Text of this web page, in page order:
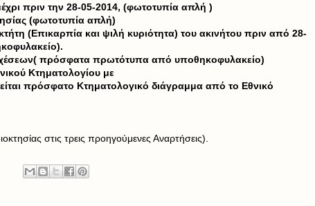
πριν την 28-05-2014, (φωτοτυπία απλή )
(φωτοτυπία απλή)
(Επικαρπία και ψιλή κυριότητα) του ακινήτου πριν από 28-
πρόσφατα πρωτότυπα από υποθηκοφυλακείο)
Κτηματολογίου με
πρόσφατο Κτηματολογικό διάγραμμα από το Εθνικό
στις τρεις προηγούμενες Αναρτήσεις).